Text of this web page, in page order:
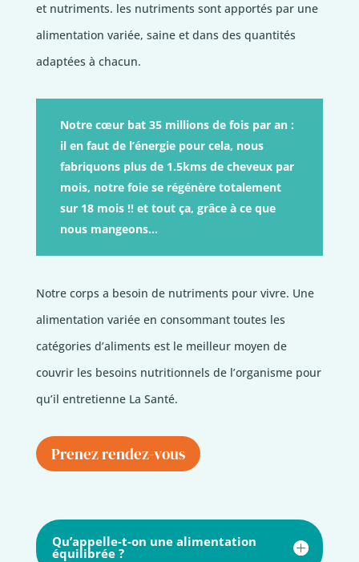
et nutriments. les nutriments sont apportés par une
alimentation variée, saine et dans des quantités
adaptées à chacun.
Notre cœur bat 35 millions de fois par an :
il en faut de l’énergie pour cela, nous
fabriquons plus de 1.5kms de cheveux par
mois, notre foie se régénère totalement
sur 18 mois !! et tout ça, grâce à ce que
nous mangeons…
Notre corps a besoin de nutriments pour vivre. Une
alimentation variée en consommant toutes les
catégories d’aliments est le meilleur moyen de
couvrir les besoins nutritionnels de l’organisme pour
qu’il entretienne La Santé.
Prenez rendez-vous
Qu’appelle-t-on une alimentation
équilibrée ?